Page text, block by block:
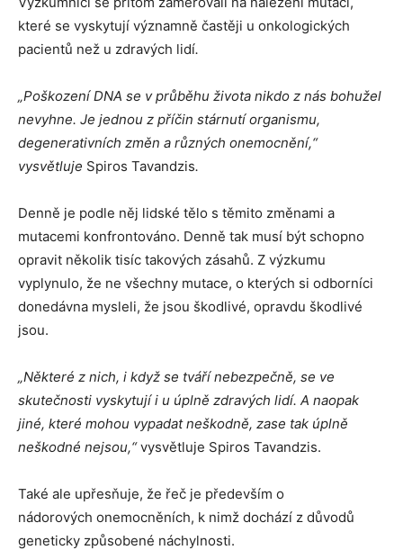
které se vyskytují významně častěji u onkologických
pacientů než u zdravých lidí.
„Poškození DNA se v průběhu života nikdo z nás bohužel
nevyhne. Je jednou z příčin stárnutí organismu,
degenerativních změn a různých onemocnění,“
vysvětluje Spiros Tavandzis.
Denně je podle něj lidské tělo s těmito změnami a
mutacemi konfrontováno. Denně tak musí být schopno
opravit několik tisíc takových zásahů. Z výzkumu
vyplynulo, že ne všechny mutace, o kterých si odborníci
donedávna mysleli, že jsou škodlivé, opravdu škodlivé
jsou.
„Některé z nich, i když se tváří nebezpečně, se ve
skutečnosti vyskytují i u úplně zdravých lidí. A naopak
jiné, které mohou vypadat neškodně, zase tak úplně
neškodné nejsou,“vysvětluje Spiros Tavandzis.
Také ale upřesňuje, že řeč je především o
nádorových onemocněních, k nimž dochází z důvodů
geneticky způsobené náchylnosti.